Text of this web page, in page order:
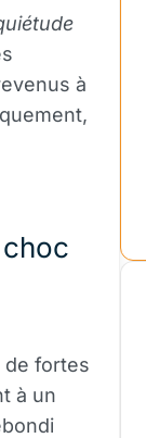
à
de fortes
à un